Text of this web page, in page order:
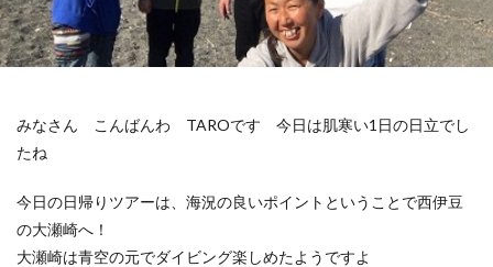
みなさん こんばんわ TAROです 今日は肌寒い1日の日立でし
たね
今日の日帰りツアーは、海況の良いポイントということで西伊豆
の大瀬崎へ！
大瀬崎は青空の元でダイビング楽しめたようですよ